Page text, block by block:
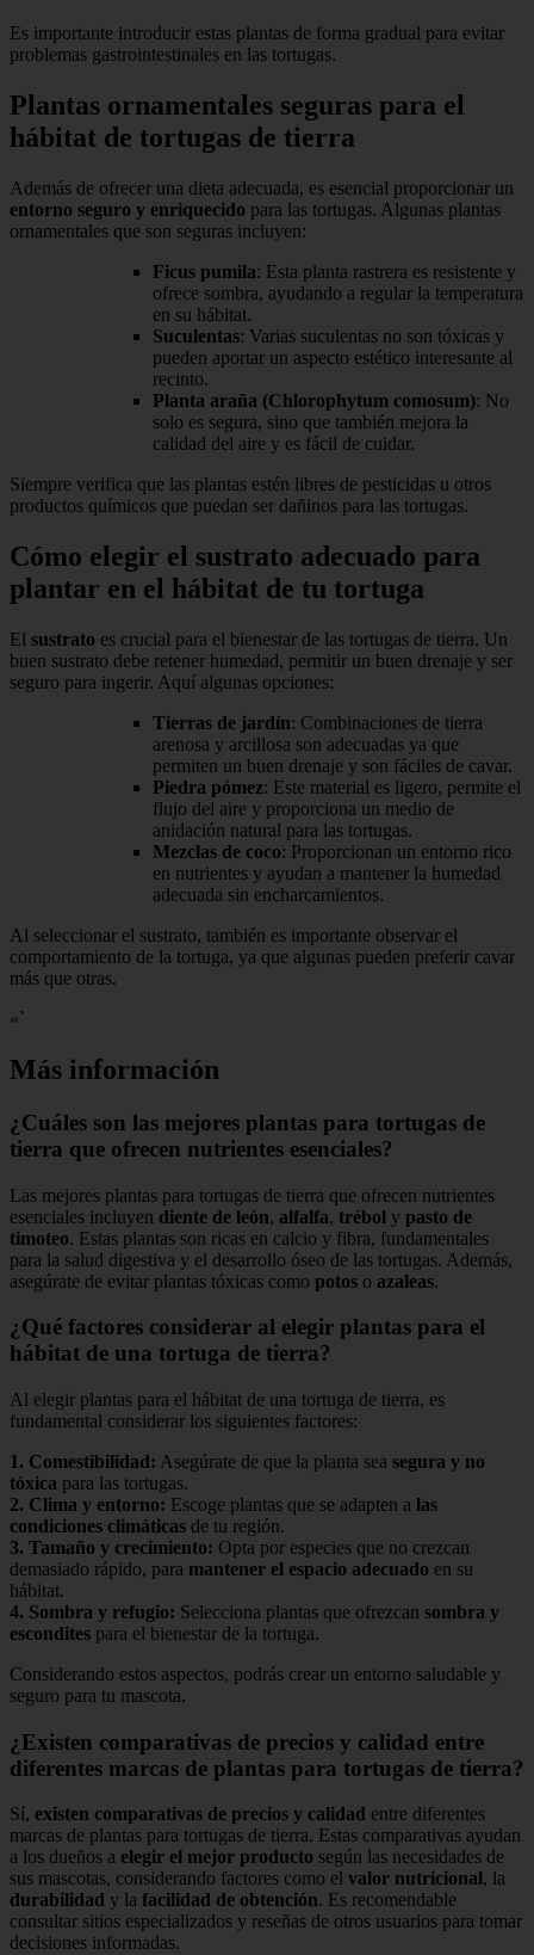
Es importante introducir estas plantas de forma gradual para evitar
problemas gastrointestinales en las tortugas.
Plantas ornamentales seguras para el
hábitat de tortugas de tierra
Además de ofrecer una dieta adecuada, es esencial proporcionar un
entorno seguro y enriquecido para las tortugas. Algunas plantas
ornamentales que son seguras incluyen:
Ficus pumila: Esta planta rastrera es resistente y
ofrece sombra, ayudando a regular la temperatura
en su hábitat.
Suculentas: Varias suculentas no son tóxicas y
pueden aportar un aspecto estético interesante al
recinto.
Planta araña (Chlorophytum comosum): No
solo es segura, sino que también mejora la
calidad del aire y es fácil de cuidar.
Siempre verifica que las plantas estén libres de pesticidas u otros
productos químicos que puedan ser dañinos para las tortugas.
Cómo elegir el sustrato adecuado para
plantar en el hábitat de tu tortuga
El sustrato es crucial para el bienestar de las tortugas de tierra. Un
buen sustrato debe retener humedad, permitir un buen drenaje y ser
seguro para ingerir. Aquí algunas opciones:
Tierras de jardín: Combinaciones de tierra
arenosa y arcillosa son adecuadas ya que
permiten un buen drenaje y son fáciles de cavar.
Piedra pómez: Este material es ligero, permite el
flujo del aire y proporciona un medio de
anidación natural para las tortugas.
Mezclas de coco: Proporcionan un entorno rico
en nutrientes y ayudan a mantener la humedad
adecuada sin encharcamientos.
Al seleccionar el sustrato, también es importante observar el
comportamiento de la tortuga, ya que algunas pueden preferir cavar
más que otras.
«`
Más información
¿Cuáles son las mejores plantas para tortugas de
tierra que ofrecen nutrientes esenciales?
Las mejores plantas para tortugas de tierra que ofrecen nutrientes
esenciales incluyen diente de león, alfalfa, trébol y pasto de
timoteo. Estas plantas son ricas en calcio y fibra, fundamentales
para la salud digestiva y el desarrollo óseo de las tortugas. Además,
asegúrate de evitar plantas tóxicas como potos o azaleas.
¿Qué factores considerar al elegir plantas para el
hábitat de una tortuga de tierra?
Al elegir plantas para el hábitat de una tortuga de tierra, es
fundamental considerar los siguientes factores:
1. Comestibilidad: Asegúrate de que la planta sea segura y no
tóxica para las tortugas.
2. Clima y entorno: Escoge plantas que se adapten a las
condiciones climáticas de tu región.
3. Tamaño y crecimiento: Opta por especies que no crezcan
demasiado rápido, para mantener el espacio adecuado en su
hábitat.
4. Sombra y refugio: Selecciona plantas que ofrezcan sombra y
escondites para el bienestar de la tortuga.
Considerando estos aspectos, podrás crear un entorno saludable y
seguro para tu mascota.
¿Existen comparativas de precios y calidad entre
diferentes marcas de plantas para tortugas de tierra?
Sí, existen comparativas de precios y calidad entre diferentes
marcas de plantas para tortugas de tierra. Estas comparativas ayudan
a los dueños a elegir el mejor producto según las necesidades de
sus mascotas, considerando factores como el valor nutricional , la
durabilidad y la facilidad de obtención. Es recomendable
consultar sitios especializados y reseñas de otros usuarios para tomar
decisiones informadas.